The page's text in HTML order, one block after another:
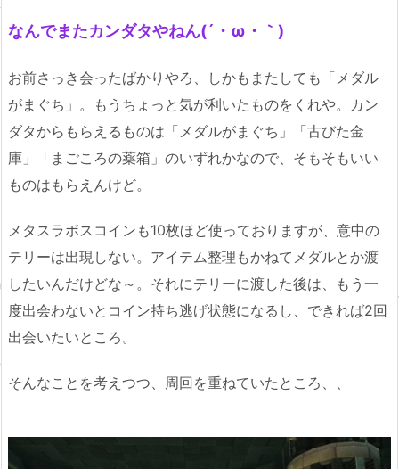
なんでまたカンダタやねん(´・ω・｀)
お前さっき会ったばかりやろ、しかもまたしても「メダル
がまぐち」。もうちょっと気が利いたものをくれや。カン
ダタからもらえるものは「メダルがまぐち」「古びた金
庫」「まごころの薬箱」のいずれかなので、そもそもいい
ものはもらえんけど。
メタスラボスコインも10枚ほど使っておりますが、意中の
テリーは出現しない。アイテム整理もかねてメダルとか渡
したいんだけどな～。それにテリーに渡した後は、もう一
度出会わないとコイン持ち逃げ状態になるし、できれば2回
出会いたいところ。
そんなことを考えつつ、周回を重ねていたところ、、